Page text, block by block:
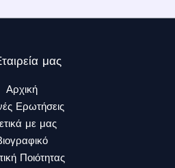
μας
Αρχική
Ερωτήσεις
με μας
Ποιότητας